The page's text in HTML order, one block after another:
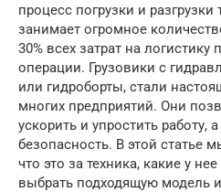
процесс погрузки и разгрузки
занимает огромное
30% всех затрат на
операции. Грузовики с
или гидроборты, стали
многих предприятий. Они
ускорить и упростить работу,
безопасность. В этой статье
что это за техника, какие у
выбрать подходящую модель